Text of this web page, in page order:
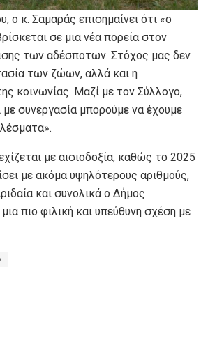
ο κ. Σαμαράς επισημαίνει ότι «ο
σε μια νέα πορεία στον
των αδέσποτων. Στόχος μας δεν
των ζώων, αλλά και η
κοινωνίας. Μαζί με τον Σύλλογο,
με συνεργασία μπορούμε να έχουμε
με αισιοδοξία, καθώς το 2025
με ακόμα υψηλότερους αριθμούς,
και συνολικά ο Δήμος
πιο φιλική και υπεύθυνη σχέση με